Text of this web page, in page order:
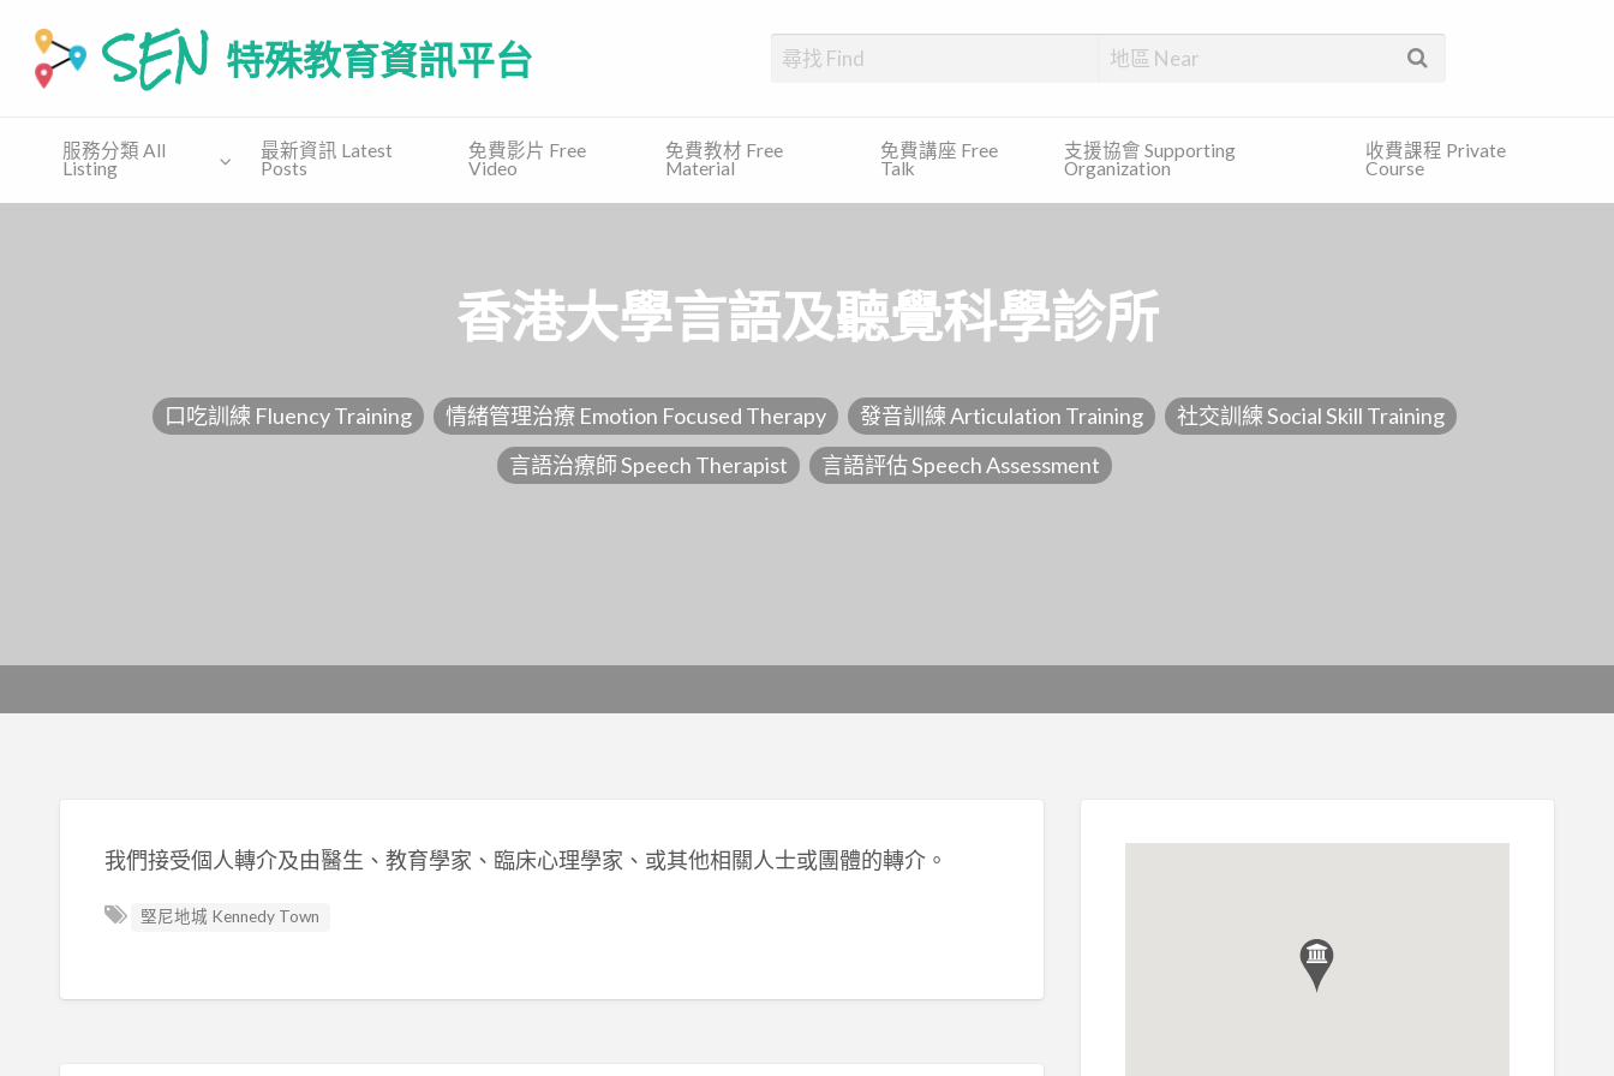
免費教
材 Free
支援協會
Supporting
SEN 特殊教育資訊平台
服務分類 All
Listing
最新資訊 Latest
Posts
免費影片 Free
Video
免費教材 Free
Material
免費講座 Free
Talk
支援協會 Supporting
Organization
收費課程 Private
Course
香港大學言語及聽覺科學診所
口吃訓練 Fluency Training 情緒管理治療 Emotion Focused Therapy 發音訓練 Articulation Training
社交訓練 Social Skill Training
言語治療師 Speech Therapist
言語評估 Speech Assessment
我們接受個人轉介及由醫生、教育學家、臨床心理學家、或其他相關人士或團體的轉介。
堅尼地城 Kennedy Town